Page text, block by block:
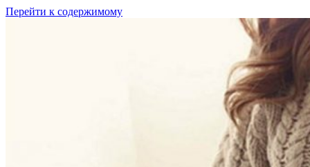
Перейти к содержимому